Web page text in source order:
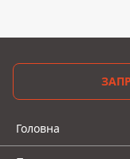
Головна